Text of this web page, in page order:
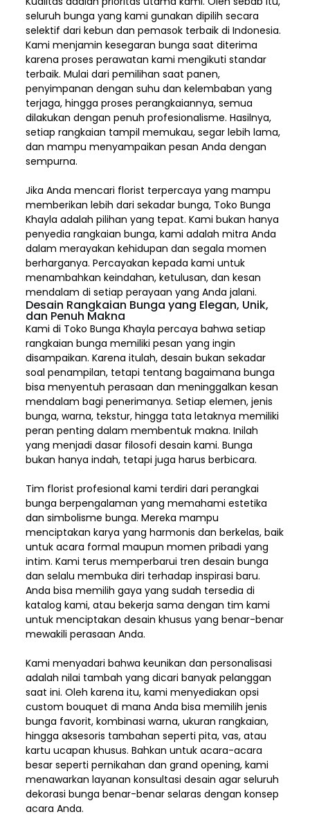
seluruh bunga yang kami gunakan dipilih secara
selektif dari kebun dan pemasok terbaik di Indonesia.
Kami menjamin kesegaran bunga saat diterima
karena proses perawatan kami mengikuti standar
terbaik. Mulai dari pemilihan saat panen,
penyimpanan dengan suhu dan kelembaban yang
terjaga, hingga proses perangkaiannya, semua
dilakukan dengan penuh profesionalisme. Hasilnya,
setiap rangkaian tampil memukau, segar lebih lama,
dan mampu menyampaikan pesan Anda dengan
sempurna.
Jika Anda mencari florist terpercaya yang mampu
memberikan lebih dari sekadar bunga, Toko Bunga
Khayla adalah pilihan yang tepat. Kami bukan hanya
penyedia rangkaian bunga, kami adalah mitra Anda
dalam merayakan kehidupan dan segala momen
berharganya. Percayakan kepada kami untuk
menambahkan keindahan, ketulusan, dan kesan
mendalam di setiap perayaan yang Anda jalani.
Desain Rangkaian Bunga yang Elegan, Unik,
dan Penuh Makna
Kami di Toko Bunga Khayla percaya bahwa setiap
rangkaian bunga memiliki pesan yang ingin
disampaikan. Karena itulah, desain bukan sekadar
soal penampilan, tetapi tentang bagaimana bunga
bisa menyentuh perasaan dan meninggalkan kesan
mendalam bagi penerimanya. Setiap elemen, jenis
bunga, warna, tekstur, hingga tata letaknya memiliki
peran penting dalam membentuk makna. Inilah
yang menjadi dasar filosofi desain kami. Bunga
bukan hanya indah, tetapi juga harus berbicara.
Tim florist profesional kami terdiri dari perangkai
bunga berpengalaman yang memahami estetika
dan simbolisme bunga. Mereka mampu
menciptakan karya yang harmonis dan berkelas, baik
untuk acara formal maupun momen pribadi yang
intim. Kami terus memperbarui tren desain bunga
dan selalu membuka diri terhadap inspirasi baru.
Anda bisa memilih gaya yang sudah tersedia di
katalog kami, atau bekerja sama dengan tim kami
untuk menciptakan desain khusus yang benar-benar
mewakili perasaan Anda.
Kami menyadari bahwa keunikan dan personalisasi
adalah nilai tambah yang dicari banyak pelanggan
saat ini. Oleh karena itu, kami menyediakan opsi
custom bouquet di mana Anda bisa memilih jenis
bunga favorit, kombinasi warna, ukuran rangkaian,
hingga aksesoris tambahan seperti pita, vas, atau
kartu ucapan khusus. Bahkan untuk acara-acara
besar seperti pernikahan dan grand opening, kami
menawarkan layanan konsultasi desain agar seluruh
dekorasi bunga benar-benar selaras dengan konsep
acara Anda.